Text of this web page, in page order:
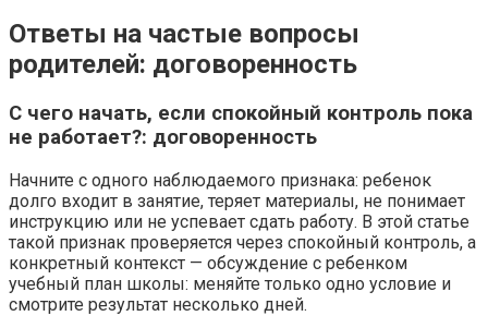
Ответы на частые вопросы
родителей: договоренность
С чего начать, если спокойный контроль пока
не работает?: договоренность
Начните с одного наблюдаемого признака: ребенок
долго входит в занятие, теряет материалы, не понимает
инструкцию или не успевает сдать работу. В этой статье
такой признак проверяется через спокойный контроль, а
конкретный контекст — обсуждение с ребенком
учебный план школы: меняйте только одно условие и
смотрите результат несколько дней.